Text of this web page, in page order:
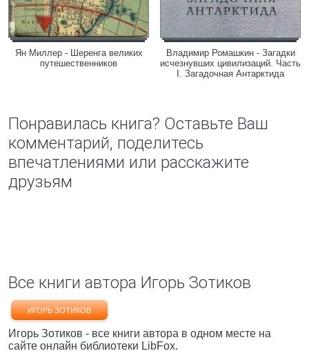
Ян Миллер - Шеренга великих
путешественников
Владимир Ромашкин - Загадки
исчезнувших цивилизаций. Часть
I. Загадочная Антарктида
Понравилась книга? Оставьте Ваш
комментарий, поделитесь
впечатлениями или расскажите
друзьям
Все книги автора Игорь Зотиков
ИГОРЬ ЗОТИКОВ
Игорь Зотиков - все книги автора в одном месте на
сайте онлайн библиотеки LibFox.